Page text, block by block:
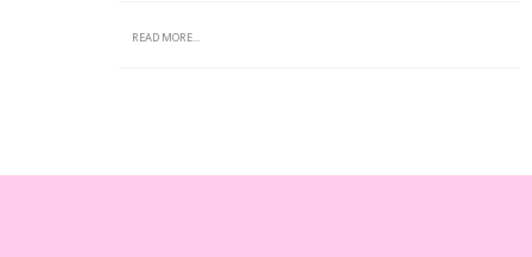
READ MORE...